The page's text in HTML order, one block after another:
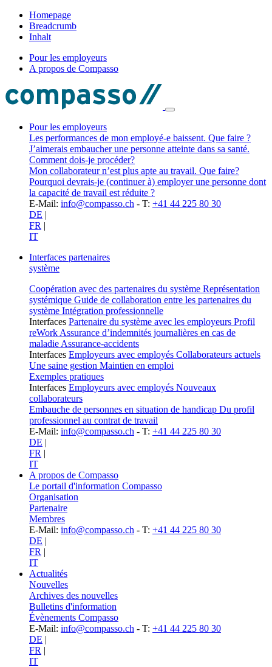
Homepage
Breadcrumb
Inhalt
Pour les employeurs
A propos de Compasso
Pour les employeurs
Les performances de mon employé-e baissent. Que faire ?
J’aimerais embaucher une personne atteinte dans sa santé.
Comment dois-je procéder?
Mon collaborateur n’est plus apte au travail. Que faire?
Pourquoi devrais-je (continuer à) employer une personne dont
la capacité de travail est réduite ?
E-Mail: info@compasso.ch - T: +41 44 225 80 30
DE |
FR |
IT
Interfaces partenaires
système
Coopération avec des partenaires du système Représentation
systémique Guide de collaboration entre les partenaires du
système Intégration professionnelle
Interfaces Partenaire du système avec les employeurs Profil
reWork Assurance d’indemnités journalières en cas de
maladie Assurance-accidents
Interfaces Employeurs avec employés Collaborateurs actuels
Une saine gestion Maintien en emploi
Exemples pratiques
Interfaces Employeurs avec employés Nouveaux
collaborateurs
Embauche de personnes en situation de handicap Du profil
professionnel au contrat de travail
E-Mail: info@compasso.ch - T: +41 44 225 80 30
DE |
FR |
IT
A propos de Compasso
Le portail d'information Compasso
Organisation
Partenaire
Membres
E-Mail: info@compasso.ch - T: +41 44 225 80 30
DE |
FR |
IT
Actualités
Nouvelles
Archives des nouvelles
Bulletins d'information
Évènements Compasso
E-Mail: info@compasso.ch - T: +41 44 225 80 30
DE |
FR |
IT